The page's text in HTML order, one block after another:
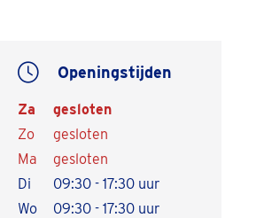
Openingstijden
Za
gesloten
Zo
gesloten
Ma
gesloten
Di
09:30 - 17:30 uur
Wo
09:30 - 17:30 uur